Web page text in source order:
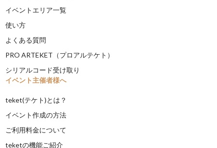
イベントエリア一覧
使い方
よくある質問
PRO ARTEKET（プロアルテケト）
シリアルコード受け取り
イベント主催者様へ
teket(テケト)とは？
イベント作成の方法
ご利用料金について
teketの機能ご紹介